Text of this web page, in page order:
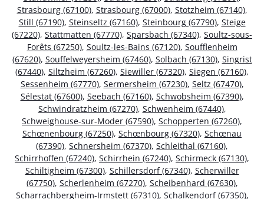
Strasbourg (67100), Strasbourg (67000), Stotzheim (67140),
Still (67190), Steinseltz (67160), Steinbourg (67790), Steige
(67220), Stattmatten (67770), Sparsbach (67340), Soultz-sous-
Forêts (67250), Soultz-les-Bains (67120), Soufflenheim
(67620), Souffelweyersheim (67460), Solbach (67130), Singrist
(67440), Siltzheim (67260), Siewiller (67320), Siegen (67160),
Sessenheim (67770), Sermersheim (67230), Seltz (67470),
Sélestat (67600), Seebach (67160), Schwobsheim (67390),
Schwindratzheim (67270), Schwenheim (67440),
Schweighouse-sur-Moder (67590), Schopperten (67260),
Schœnenbourg (67250), Schœnbourg (67320), Schœnau
(67390), Schnersheim (67370), Schleithal (67160),
Schirrhoffen (67240), Schirrhein (67240), Schirmeck (67130),
Schiltigheim (67300), Schillersdorf (67340), Scherwiller
(67750), Scherlenheim (67270), Scheibenhard (67630),
Scharrachbergheim-Irmstett (67310), Schalkendorf (67350),